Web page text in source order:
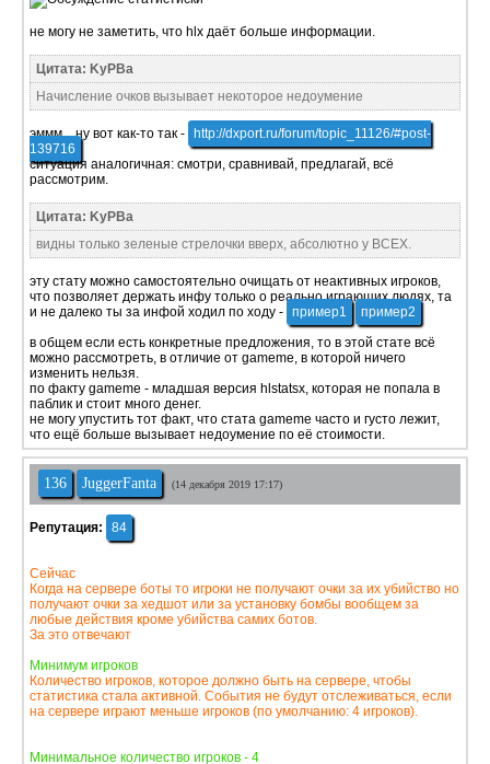
не могу не заметить, что hlx даёт больше информации.
Цитата: KyPBa
Начисление очков вызывает некоторое недоумение
эммм... ну вот как-то так -
http://dxport.ru/forum/topic_11126/#post-
139716
ситуация аналогичная: смотри, сравнивай, предлагай, всё
рассмотрим.
Цитата: KyPBa
видны только зеленые стрелочки вверх, абсолютно у ВСЕХ.
эту стату можно самостоятельно очищать от неактивных игроков,
что позволяет держать инфу только о реально играющих людях, та
и не далеко ты за инфой ходил по ходу - пример1
пример2
в общем если есть конкретные предложения, то в этой стате всё
можно рассмотреть, в отличие от gameme, в которой ничего
изменить нельзя.
по факту gameme - младшая версия hlstatsx, которая не попала в
паблик и стоит много денег.
не могу упустить тот факт, что стата gameme часто и густо лежит,
что ещё больше вызывает недоумение по её стоимости.
136 JuggerFanta (14 декабря 2019 17:17)
Репутация: 84
Сейчас
Когда на сервере боты то игроки не получают очки за их убийство но
получают очки за хедшот или за установку бомбы вообщем за
любые действия кроме убийства самих ботов.
За это отвечают
Минимум игроков
Количество игроков, которое должно быть на сервере, чтобы
статистика стала активной. События не будут отслеживаться, если
на сервере играют меньше игроков (по умолчанию: 4 игроков).
Минимальное количество игроков - 4